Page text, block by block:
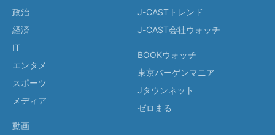
政治
経済
IT
エンタメ
スポーツ
メディア
動画
J-CASTトレンド
J-CAST会社ウォッチ
BOOKウォッチ
東京バーゲンマニア
Jタウンネット
ゼロまる